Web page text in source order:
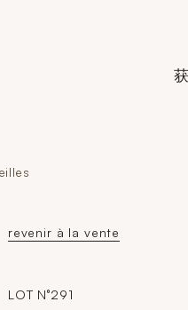
revenir à la vente
LOT N°291